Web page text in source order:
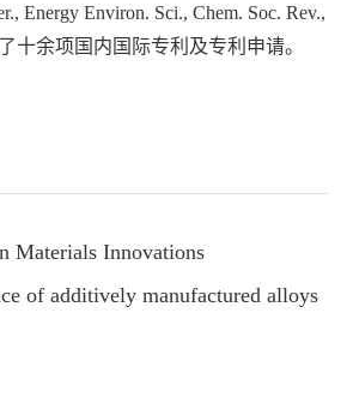
Energy Environ. Sci., Chem. Soc. Rev.,
十余项国内国际专利及专利申请。
Materials Innovations
of additively manufactured alloys